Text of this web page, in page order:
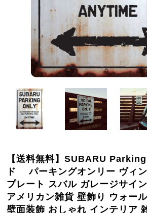
【送料無料】SUBARU
ド パーキングオンリー ヴィ
プレート スバル ガレージサイ
アメリカン雑貨 壁飾り ウォー
壁面装飾 おしゃれ インテリア